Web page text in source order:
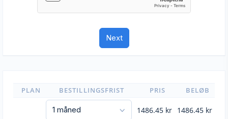
PLAN BESTILLINGSFRIST PRIS BELØB
1486.45 kr 1486.45 kr